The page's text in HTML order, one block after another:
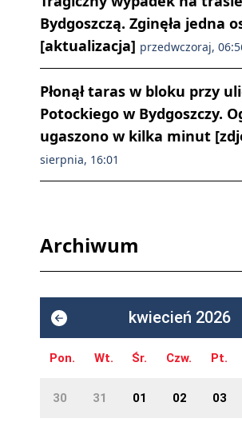
Bydgoszczą. Zginęła jedna
[aktualizacja] przedwczoraj,
Płonął taras w bloku przy
Potockiego w Bydgoszczy.
ugaszono w kilka minut
sierpnia, 16:01
Archiwum
kwiecień 2026
Pon. Wt. Śr. Czw. Pt.
30 31 01 02 03